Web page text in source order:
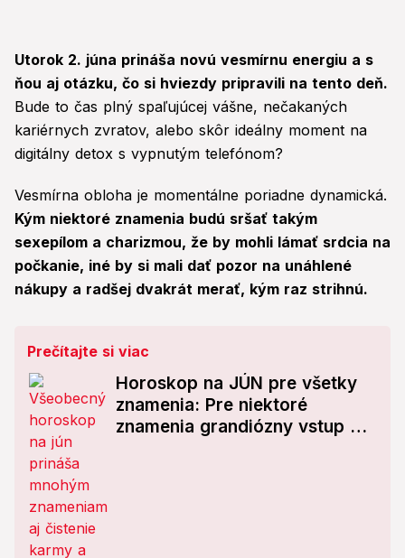
Utorok 2. júna prináša novú vesmírnu energiu a s
ňou aj otázku, čo si hviezdy pripravili na tento deň.
Bude to čas plný spaľujúcej vášne, nečakaných
kariérnych zvratov, alebo skôr ideálny moment na
digitálny detox s vypnutým telefónom?
Vesmírna obloha je momentálne poriadne dynamická.
Kým niektoré znamenia budú sršať takým
sexepílom a charizmou, že by mohli lámať srdcia na
počkanie, iné by si mali dať pozor na unáhlené
nákupy a radšej dvakrát merať, kým raz strihnú.
Prečítajte si viac
Horoskop na JÚN pre všetky
znamenia: Pre niektoré
znamenia grandiózny vstup do